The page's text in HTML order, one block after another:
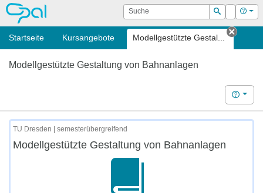
OPAL Suche
Suchen
Login Hilfe
Startseite Kursangebote Modellgestützte Gestal...
Tab
Modellgestützte Gestaltung von Bahnanlagen
Hilfe
TU Dresden | semesterübergreifend
Modellgestützte Gestaltung von Bahnanlagen